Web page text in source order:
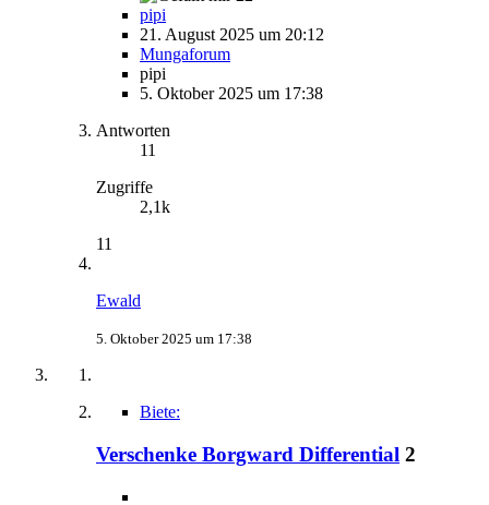
pipi
21. August 2025 um 20:12
Mungaforum
pipi
5. Oktober 2025 um 17:38
Antworten
11
Zugriffe
2,1k
11
Ewald
5. Oktober 2025 um 17:38
Biete:
Verschenke Borgward Differential 2